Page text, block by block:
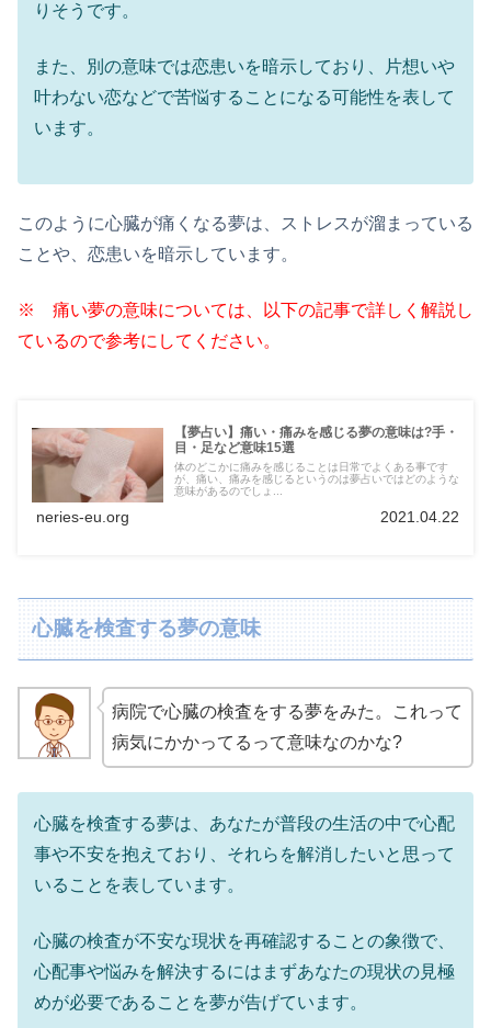
りそうです。
また、別の意味では恋患いを暗示しており、片想いや
叶わない恋などで苦悩することになる可能性を表して
います。
このように心臓が痛くなる夢は、ストレスが溜まっている
ことや、恋患いを暗示しています。
※ 痛い夢の意味については、以下の記事で詳しく解説し
ているので参考にしてください。
【夢占い】痛い・痛みを感じる夢の意味は?手・
目・足など意味15選
体のどこかに痛みを感じることは日常でよくある事です
が、痛い、痛みを感じるというのは夢占いではどのような
意味があるのでしょ...
neries-eu.org 2021.04.22
心臓を検査する夢の意味
病院で心臓の検査をする夢をみた。これって
病気にかかってるって意味なのかな?
心臓を検査する夢は、あなたが普段の生活の中で心配
事や不安を抱えており、それらを解消したいと思って
いることを表しています。
心臓の検査が不安な現状を再確認することの象徴で、
心配事や悩みを解決するにはまずあなたの現状の見極
めが必要であることを夢が告げています。